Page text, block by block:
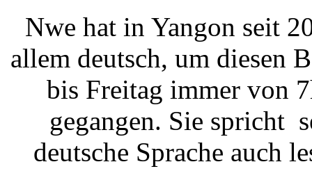
Nwe hat in Yangon seit
allem deutsch, um diesen
bis Freitag immer von
gegangen. Sie spricht
deutsche Sprache auch